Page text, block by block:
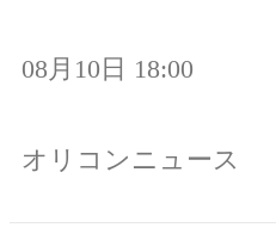
08月10日 18:00
オリコンニュース